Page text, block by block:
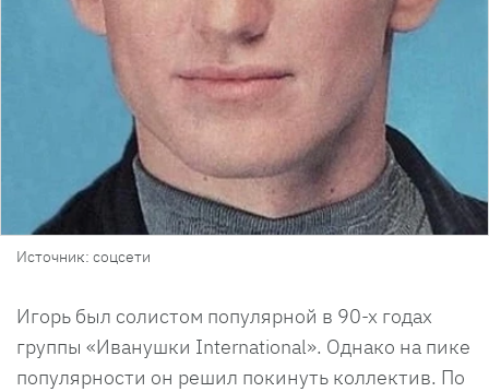
Источник: соцсети
Игорь был солистом популярной в 90-х годах
группы «Иванушки International». Однако на пике
популярности он решил покинуть коллектив. По